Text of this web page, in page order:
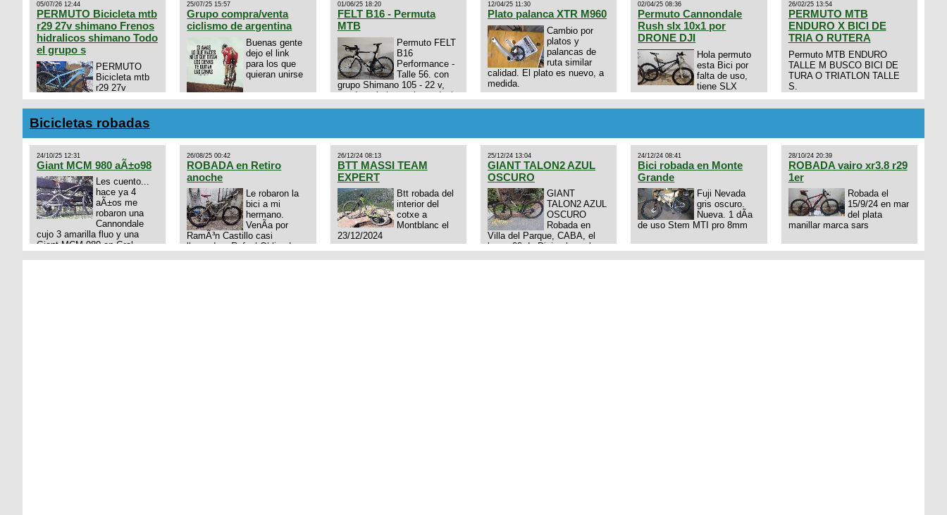
05/07/26 12:44
PERMUTO Bicicleta mtb
r29 27v shimano Frenos
hidralicos shimano Todo
el grupo s
PERMUTO
Bicicleta mtb
r29 27v
shimano
Frenos hidralicos shimano
Todo el grupo shimano Talle
s/m Permuto x pistera o ruta
talle s o m.
25/07/25 15:57
Grupo compra/venta
ciclismo de argentina
Buenas gente
dejo el link
para los que
quieran unirse
https://chat.whatsapp.com/E4N9zhVk9wHFFzK7T345Kn?
mode=ac_t
01/06/25 18:20
FELT B16 - Permuta
MTB
Permuto FELT
B16
Performance -
Talle 56. con
grupo Shimano 105 - 22 v,
cuadro: triatlon carbono dual
12/04/25 11:30
Plato palanca XTR M960
Cambio por
platos y
palancas de
ruta similar
calidad. El plato es nuevo, a
medida.
02/04/25 08:36
Permuto Cannondale
Rush slx 10x1 por
DRONE DJI
Hola permuto
esta Bici por
falta de uso,
tiene SLX
Horquilla Axon tope de gama
por drone de la marca Dji, les
interesa 3434568861 saludos
26/02/25 13:54
PERMUTO MTB
ENDURO X BICI DE
TRIA O RUTERA
Permuto MTB ENDURO
TALLE M BUSCO BICI DE
TURA O TRIATLON TALLE
S.
Bicicletas robadas
24/10/25 12:31
Giant MCM 980 aÃ±o98
Les cuento...
hace ya 4
aÃ±os me
robaron una
Cannondale
cujo 3 amarilla fluo y una
Giant MCM 980 en Gral
26/08/25 00:42
ROBADA en Retiro
anoche
Le robaron la
bici a mi
hermano.
VenÃ­a por
RamÃ³n Castillo casi
llegando a Rafael Obligado en
26/12/24 08:13
BTT MASSI TEAM
EXPERT
Btt robada del
interior del
cotxe a
Montblanc el
23/12/2024
25/12/24 13:04
GIANT TALON2 AZUL
OSCURO
GIANT
TALON2 AZUL
OSCURO
Robada en
Villa del Parque, CABA, el
lunes 23 de Diciembre a las
24/12/24 08:41
Bici robada en Monte
Grande
Fuji Nevada
gris oscuro.
Nueva. 1 dÃ­a
de uso Stem MTI pro 8mm
28/10/24 20:39
ROBADA vairo xr3.8 r29
1er
Robada el
15/9/24 en mar
del plata
manillar marca sars